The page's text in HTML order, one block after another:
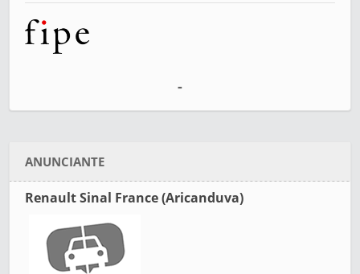
-
ANUNCIANTE
Renault Sinal France (Aricanduva)